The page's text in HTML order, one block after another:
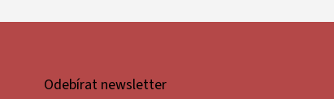
Odebírat newsletter